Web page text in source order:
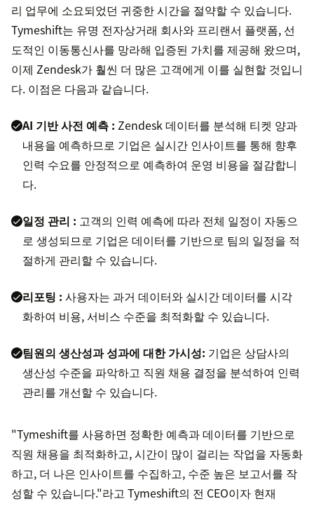
리 업무에 소요되었던 귀중한 시간을 절약할 수 있습니다.
Tymeshift는 유명 전자상거래 회사와 프리랜서 플랫폼, 선
도적인 이동통신사를 망라해 입증된 가치를 제공해 왔으며,
이제 Zendesk가 훨씬 더 많은 고객에게 이를 실현할 것입니
다. 이점은 다음과 같습니다.
AI 기반 사전 예측 : Zendesk 데이터를 분석해 티켓 양과
내용을 예측하므로 기업은 실시간 인사이트를 통해 향후
인력 수요를 안정적으로 예측하여 운영 비용을 절감합니
다.
일정 관리 : 고객의 인력 예측에 따라 전체 일정이 자동으
로 생성되므로 기업은 데이터를 기반으로 팀의 일정을 적
절하게 관리할 수 있습니다.
리포팅 : 사용자는 과거 데이터와 실시간 데이터를 시각
화하여 비용, 서비스 수준을 최적화할 수 있습니다.
팀원의 생산성과 성과에 대한 가시성: 기업은 상담사의
생산성 수준을 파악하고 직원 채용 결정을 분석하여 인력
관리를 개선할 수 있습니다.
"Tymeshift를 사용하면 정확한 예측과 데이터를 기반으로
직원 채용을 최적화하고, 시간이 많이 걸리는 작업을 자동화
하고, 더 나은 인사이트를 수집하고, 수준 높은 보고서를 작
성할 수 있습니다."라고 Tymeshift의 전 CEO이자 현재